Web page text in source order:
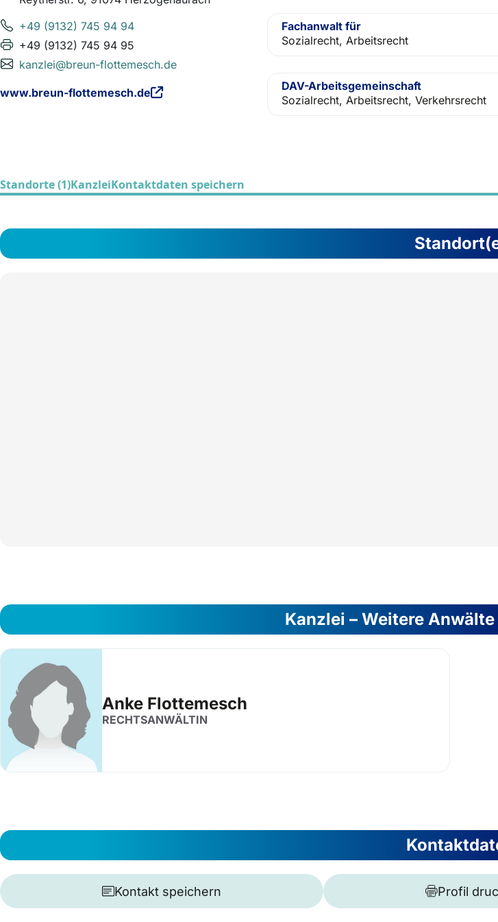
+49 (9132) 745 94 94
+49 (9132) 745 94 95
kanzlei@breun-flottemesch.de
www.breun-flottemesch.de
Fachanwalt für
Sozialrecht, Arbeitsrecht
DAV-Arbeitsgemeinschaft
Sozialrecht, Arbeitsrecht, Verkehrsrecht
Standorte (1)KanzleiKontaktdaten speichern
Kanzlei – Weitere
Anke Flottemesch
RECHTSANWÄLTIN
Kontakt speichern Profil